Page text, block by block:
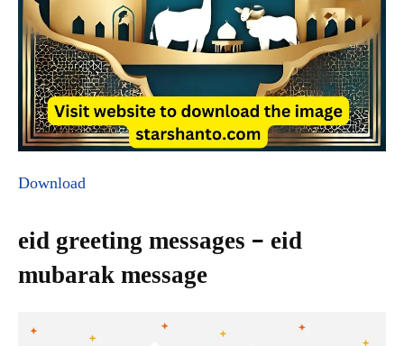
Download
eid greeting messages – eid
mubarak message